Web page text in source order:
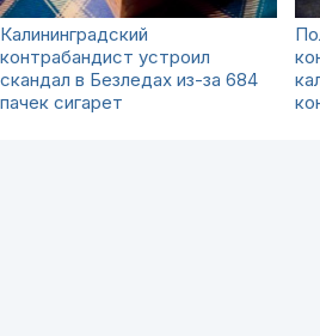
Калининградский
контрабандист устроил
скандал в Безледах из-за 684
пачек сигарет